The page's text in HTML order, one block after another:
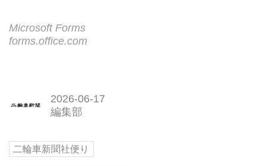
Microsoft Forms
forms.office.com
2026-06-17
編集部
二輪車新聞社便り